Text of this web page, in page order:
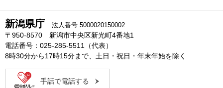
新潟県庁 法人番号 5000020150002
〒950-8570 新潟市中央区新光町4番地1
電話番号：025-285-5511（代表）
8時30分から17時15分まで、土日・祝日・年末年始を除く
手話で電話する